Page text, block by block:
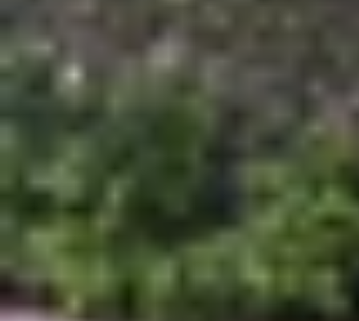
So sánh kích thước iPhone 17/ Pro/
Cả iPhone 17 và iPhone 17 Pro đều sở hữu
dùng ưu tiên tính di động. Trong khi đó,
trang.
Ngược lại, kích thước màn hình
iPhone 17 Pro
giúp bạn dễ dàng hình dung, dưới đây là bảng
Model
iPhone
iPhone 17